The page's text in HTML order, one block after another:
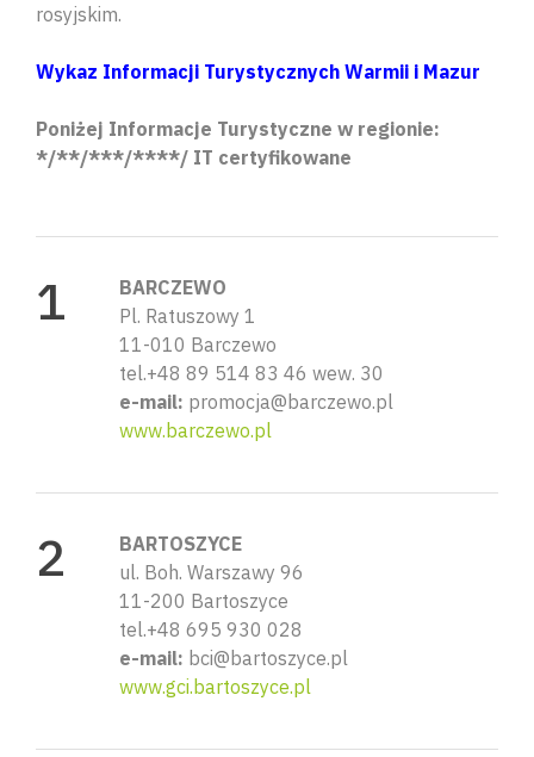
rosyjskim.
Wykaz Informacji Turystycznych Warmii i Mazur
Poniżej Informacje Turystyczne w regionie:
*/**/***/****/ IT certyfikowane
BARCZEWO
Pl. Ratuszowy 1
11-010 Barczewo
tel.+48 89 514 83 46 wew. 30
e-mail: promocja@barczewo.pl
www.barczewo.pl
BARTOSZYCE
ul. Boh. Warszawy 96
11-200 Bartoszyce
tel.+48 695 930 028
e-mail: bci@bartoszyce.pl
www.gci.bartoszyce.pl